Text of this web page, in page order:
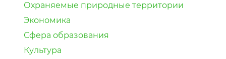
Охраняемые природные территории
Экономика
Сфера образования
Культура